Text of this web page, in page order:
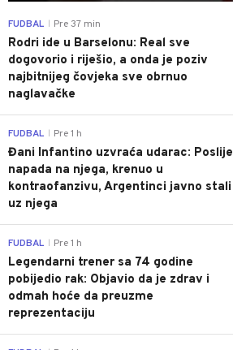
FUDBAL Pre 37 min
Rodri ide u Barselonu: Real sve
dogovorio i riješio, a onda je poziv
najbitnijeg čovjeka sve obrnuo
naglavačke
FUDBAL Pre 1 h
Đani Infantino uzvraća udarac: Poslije
napada na njega, krenuo u
kontraofanzivu, Argentinci javno stali
uz njega
FUDBAL Pre 1 h
Legendarni trener sa 74 godine
pobijedio rak: Objavio da je zdrav i
odmah hoće da preuzme
reprezentaciju